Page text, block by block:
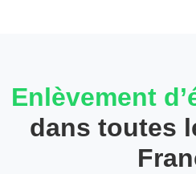
Enlèvement
dans toutes